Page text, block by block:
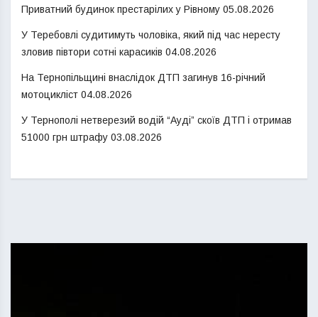
Приватний будинок престарілих у Рівному 05.08.2026
У Теребовлі судитимуть чоловіка, який під час нересту
зловив півтори сотні карасиків 04.08.2026
На Тернопільщині внаслідок ДТП загинув 16-річний
мотоцикліст 04.08.2026
У Тернополі нетверезий водій “Ауді” скоїв ДТП і отримав
51000 грн штрафу 03.08.2026